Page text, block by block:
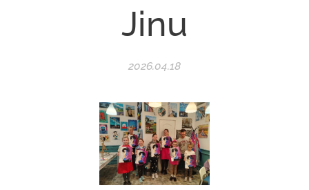
Jinu
2026.04.18